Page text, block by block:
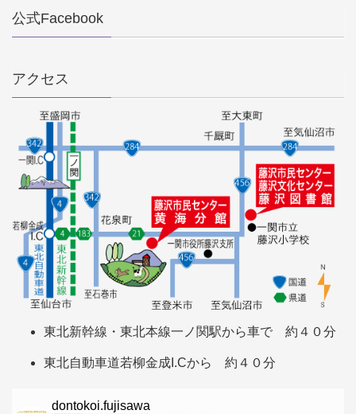
公式Facebook
アクセス
東北新幹線・東北本線一ノ関駅から車で 約４０分
東北自動車道若柳金成I.Cから 約４０分
dontokoi.fujisawa